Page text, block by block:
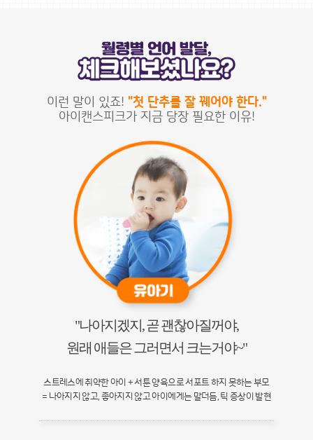
이런 말이 있죠! "첫 단추를 잘 꿰어야 한다."
아이캔스피크가 지금 당장 필요한 이유!
"나아지겠지, 곧 괜찮아질꺼야,
원래 애들은 그러면서 크는거야~"
스트레스에 취약한 아이 + 서툰 양육으로 서포트 하지 못하는 부모
= 나아지지 않고, 좋아지지 않고 아이에게는 말더듬, 틱 증상이 발현